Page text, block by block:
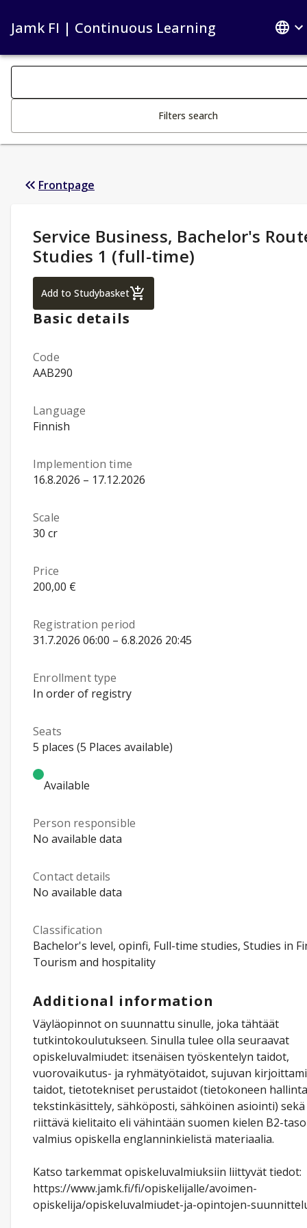
Jamk FI | Continuous Learning
Search filters
Filters search
Frontpage
Study Details:
Service Business, Bachelor's
Studies 1 (full-time)
Add to StudybasketService Business, Bachelor's Route
Basic details
Code
AAB290
Language
Finnish
Implemention time
16.8.2026 – 17.12.2026
Scale
30 cr
Price
200,00 €
Registration period
31.7.2026 06:00 – 6.8.2026 20:45
Enrollment type
In order of registry
Seats
5 places (5 Places available)
Available
Person responsible
No available data
Contact details
No available data
Classification
Bachelor's level, opinfi, Full-time studies, Studies in
Tourism and hospitality
Additional information
Väyläopinnot on suunnattu sinulle, joka tähtäät
tutkintokoulutukseen. Sinulla tulee olla seuraavat
opiskeluvalmiudet: itsenäisen työskentelyn taidot,
vuorovaikutus- ja ryhmätyötaidot, sujuvan
taidot, tietotekniset perustaidot (tietokoneen
tekstinkäsittely, sähköposti, sähköinen asiointi) sekä
riittävä kielitaito eli vähintään suomen kielen B2-
valmius opiskella englanninkielistä materiaalia.
Katso tarkemmat opiskeluvalmiuksiin liittyvät tiedot:
https://www.jamk.fi/fi/opiskelijalle/avoimen-
opiskelija/opiskeluvalmiudet-ja-opintojen-